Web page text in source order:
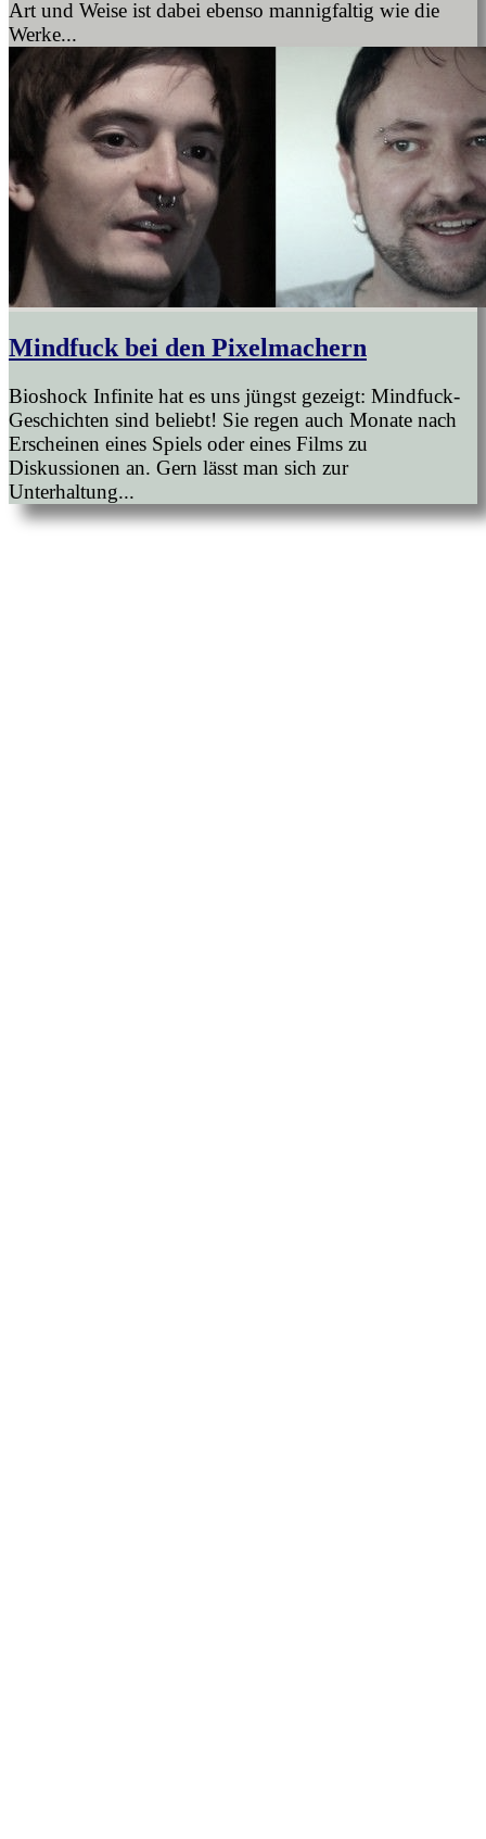
Art und Weise ist dabei ebenso mannigfaltig wie die
Werke...
Mindfuck bei den Pixelmachern
Bioshock Infinite hat es uns jüngst gezeigt: Mindfuck-
Geschichten sind beliebt! Sie regen auch Monate nach
Erscheinen eines Spiels oder eines Films zu
Diskussionen an. Gern lässt man sich zur
Unterhaltung...